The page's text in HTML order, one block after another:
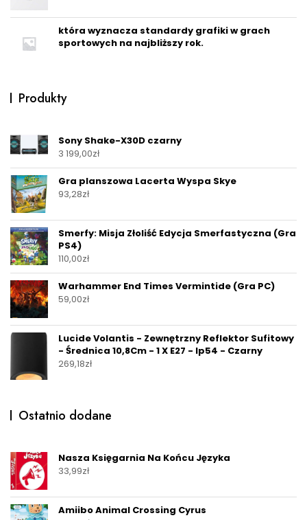
która wyznacza standardy grafiki w grach
sportowych na najbliższy rok.
Produkty
Sony Shake-X30D czarny
3 199,00zł
Gra planszowa Lacerta Wyspa Skye
93,28zł
Smerfy: Misja Złoliść Edycja Smerfastyczna (Gra
PS4)
110,00zł
Warhammer End Times Vermintide (Gra PC)
59,00zł
Lucide Volantis - Zewnętrzny Reflektor Sufitowy
- Średnica 10,8Cm - 1 X E27 - Ip54 - Czarny
269,18zł
Ostatnio dodane
Nasza Księgarnia Na Końcu Języka
33,99zł
Amiibo Animal Crossing Cyrus